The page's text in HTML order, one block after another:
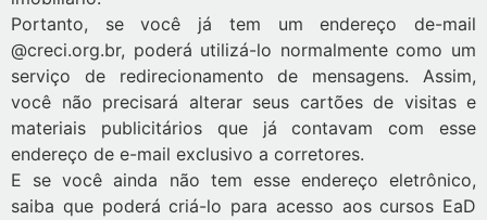
Portanto, se você já tem um endereço de-mail
@creci.org.br, poderá utilizá-lo normalmente como um
serviço de redirecionamento de mensagens. Assim,
você não precisará alterar seus cartões de visitas e
materiais publicitários que já contavam com esse
endereço de e-mail exclusivo a corretores.
E se você ainda não tem esse endereço eletrônico,
saiba que poderá criá-lo para acesso aos cursos EaD